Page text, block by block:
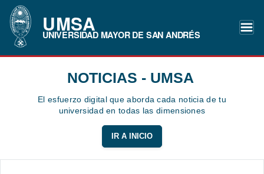
UMSA
UNIVERSIDAD MAYOR DE SAN ANDRÉS
NOTICIAS - UMSA
El esfuerzo digital que aborda cada noticia de tu
universidad en todas las dimensiones
IR A INICIO